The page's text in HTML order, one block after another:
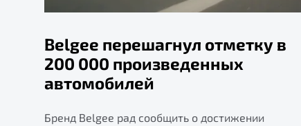
Belgee перешагнул отметку в
200 000 произведенных
автомобилей
Бренд Belgee рад сообщить о достижении